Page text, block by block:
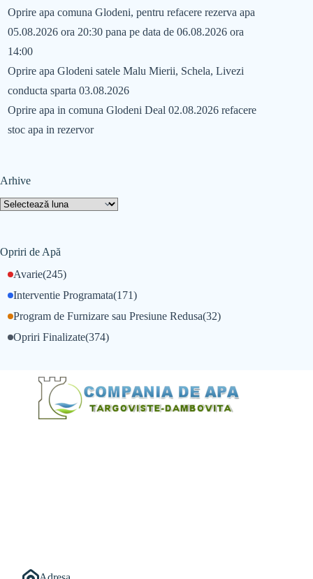
Oprire apa comuna Glodeni, pentru refacere rezerva apa
05.08.2026 ora 20:30 pana pe data de 06.08.2026 ora
14:00
Oprire apa Glodeni satele Malu Mierii, Schela, Livezi
conducta sparta 03.08.2026
Oprire apa in comuna Glodeni Deal 02.08.2026 refacere
stoc apa in rezervor
Arhive
Opriri de Apă
Avarie(245)
Interventie Programata(171)
Opriri Finalizate(374)
Program de Furnizare sau Presiune Redusa(32)